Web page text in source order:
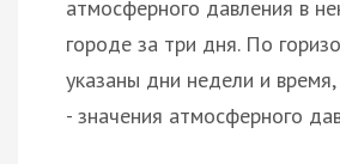
атмосферного давления в
городе за три дня. По
указаны дни недели и
- значения атмосферного